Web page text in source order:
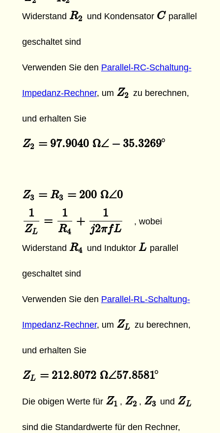
Widerstand R2
R2 und Kondensator C
C parallel
geschaltet sind
Verwenden Sie den Parallel-RC-Schaltung-
Impedanz-Rechner, um Z2
Z2 zu berechnen,
und erhalten Sie
Z2 = 97.9040 Ω∠ − 35.3269∘
Z2= 97.9040Ω∠ −35.3269∘
Z3 = R3 = 200 Ω∠0
Z3= R3=200Ω∠0
1
ZL
=
1
R4
+
1
j2πfL
1ZL=1R 4+1 2π fL , wobei
Widerstand R4
R4 und Induktor L
L parallel
geschaltet sind
Verwenden Sie den Parallel-RL-Schaltung-
Impedanz-Rechner, um ZL
ZL zu berechnen,
und erhalten Sie
ZL = 212.8072 Ω∠57.8581∘
ZL= 212.8072Ω∠57.8581∘
Die obigen Werte für Z1
Z1 , Z2
Z2 , Z3
Z3 und ZL
ZL
sind die Standardwerte für den Rechner,